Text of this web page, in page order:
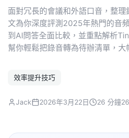
面對冗長的會議和外語口音，整
文為你深度評測2025年熱門的音
到AI問答全面比較，並重點解析
幫你輕鬆把錄音轉為待辦清單，大
效率提升技巧
Jack 2026年3月22日 26 分鐘